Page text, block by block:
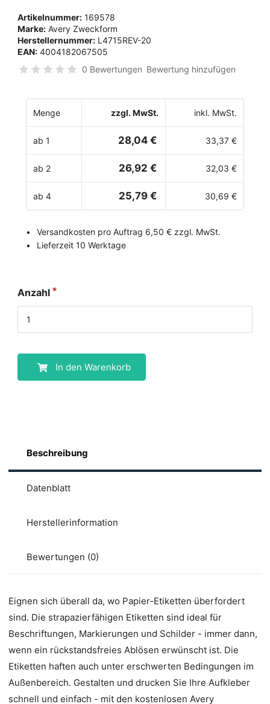
Artikelnummer: 169578
Marke: Avery Zweckform
Herstellernummer: L4715REV-20
EAN: 4004182067505
0 Bewertungen Bewertung hinzufügen
Menge zzgl. MwSt. inkl. MwSt.
ab 1 28,04 € 33,37 €
ab 2 26,92 € 32,03 €
ab 4 25,79 € 30,69 €
Versandkosten pro Auftrag 6,50 € zzgl. MwSt.
Lieferzeit 10 Werktage
Anzahl
In den Warenkorb
Beschreibung
Datenblatt
Herstellerinformation
Bewertungen (0)
Eignen sich überall da, wo Papier-Etiketten überfordert
sind. Die strapazierfähigen Etiketten sind ideal für
Beschriftungen, Markierungen und Schilder - immer dann,
wenn ein rückstandsfreies Ablösen erwünscht ist. Die
Etiketten haften auch unter erschwerten Bedingungen im
Außenbereich. Gestalten und drucken Sie Ihre Aufkleber
schnell und einfach - mit den kostenlosen Avery